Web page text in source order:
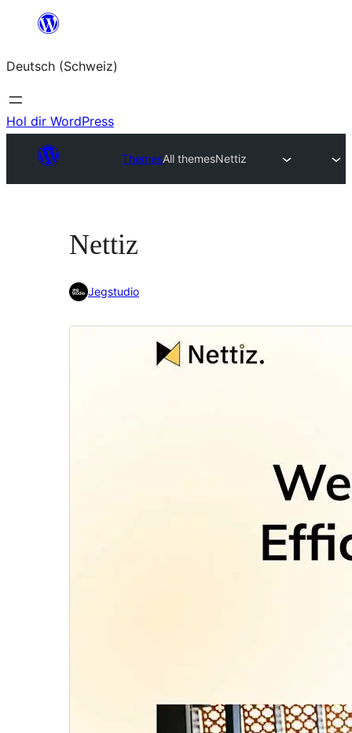
springen
Deutsch (Schweiz)
Hol dir WordPress
ThemesAll themesNettiz
Nettiz
Jegstudio